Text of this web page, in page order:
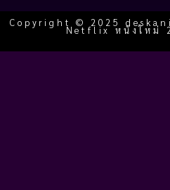
Copyright © 2025
Netflix หนังใหม่